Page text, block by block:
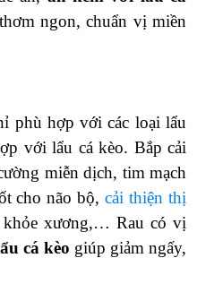
ngon, chuẩn vị miền
phù hợp với các loại lẩu
với lẩu cá kèo. Bắp cải
miễn dịch, tim mạch
cho não bộ,cải thiện thị
khỏe xương,… Rau có vị
cá kèo giúp giảm ngấy,